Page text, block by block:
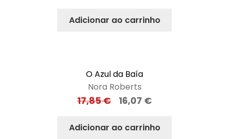
Adicionar ao carrinho
O Azul da Baía
Nora Roberts
17,85€ 16,07 €
Adicionar ao carrinho